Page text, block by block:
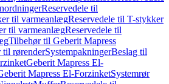
Reservedele til
til varmeanlægReservedele til T-stykker
til varmeanlægReservedele til
Tilbehør til Geberit Mapress
til rørenderSystempakningerBeslag til
Geberit Mapress El-
Mapress El-ForzinketSystemrør